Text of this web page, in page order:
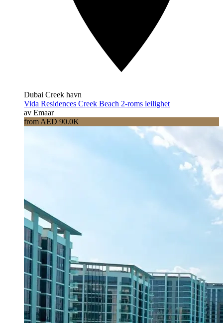
Dubai Creek havn
Vida Residences Creek Beach 2-roms leilighet
av Emaar
from AED 90.0K